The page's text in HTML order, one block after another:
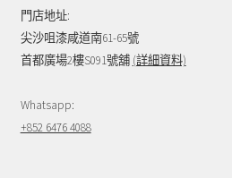
門店地址:
尖沙咀漆咸道南61-65號
首都廣場2樓S091號舖 (詳細資料)
Whatsapp:
+852 6476 4088